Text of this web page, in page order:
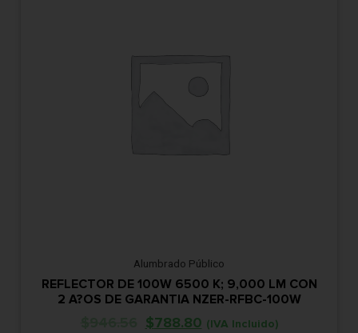
Alumbrado Público
REFLECTOR DE 100W 6500 K; 9,000 LM CON
2 A?OS DE GARANTIA NZER-RFBC-100W
$788.80 (IVA Incluido)